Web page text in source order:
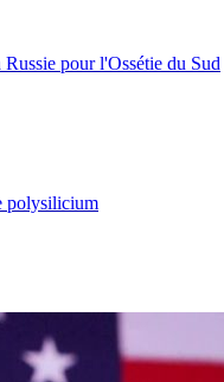
pour l'Ossétie du Sud
polysilicium